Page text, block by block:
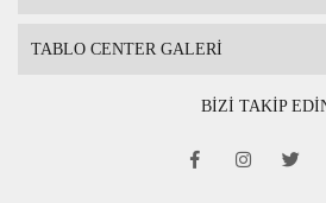
TABLO CENTER GALERİ
BİZİ TAKİP